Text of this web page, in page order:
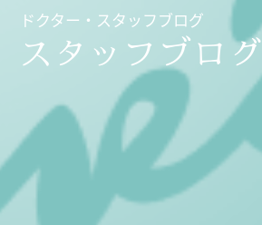
ドクター・スタッフブログ
スタッフブログ